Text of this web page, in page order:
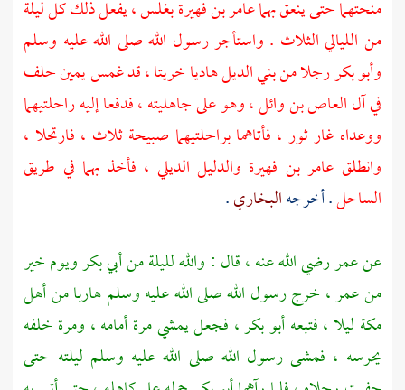
منحتهما حتى ينعق بهماعامر بن فهيرةبغلس ، يفعل ذلك كل ليلة
من الليالي الثلاث . واستأجر رسول الله صلى الله عليه وسلم
وأبو بكررجلا منبني الديلهاديا خريتا ، قد غمس يمين حلف
فيآل العاص بن وائل ،وهو على جاهليته ، فدفعا إليه راحلتيهما
ووعداه غارثور ، فأتاهما براحلتيهما صبيحة ثلاث ، فارتحلا ،
وانطلق عامر بن فهيرة والدليل الديلي ، فأخذ بهما في طريق
الساحل. أخرجهالبخاري.
عنعمررضي الله عنه ، قال : والله لليلة منأبي بكرويوم خير
منعمر ، خرج رسول الله صلى الله عليه وسلم هاربا منأهل
مكة ليلا ، فتبعهأبو بكر ، فجعل يمشي مرة أمامه ، ومرة خلفه
يحرسه ، فمشى رسول الله صلى الله عليه وسلم ليلته حتى